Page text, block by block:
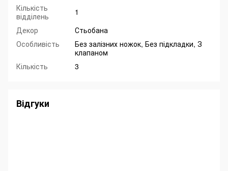
Кількість
відділень
1
Декор
Стьобана
Особливість
Без залізних ножок, Без підкладки, З
клапаном
Кількість
3
Відгуки